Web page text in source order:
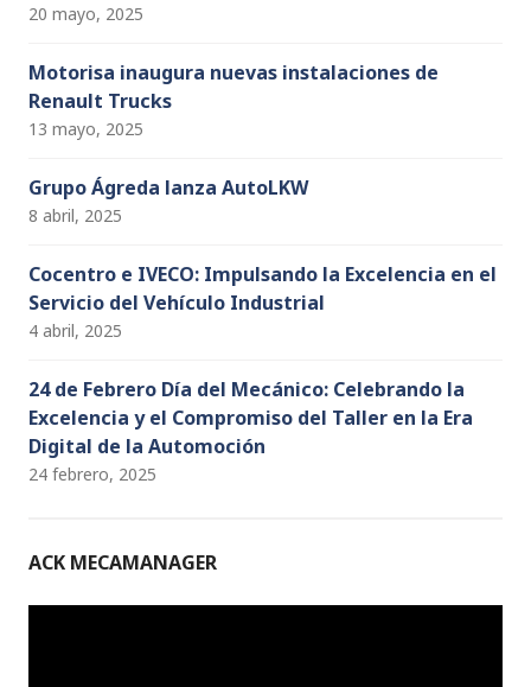
20 mayo, 2025
Motorisa inaugura nuevas instalaciones de
Renault Trucks
13 mayo, 2025
Grupo Ágreda lanza AutoLKW
8 abril, 2025
Cocentro e IVECO: Impulsando la Excelencia en el
Servicio del Vehículo Industrial
4 abril, 2025
24 de Febrero Día del Mecánico: Celebrando la
Excelencia y el Compromiso del Taller en la Era
Digital de la Automoción
24 febrero, 2025
ACK MECAMANAGER